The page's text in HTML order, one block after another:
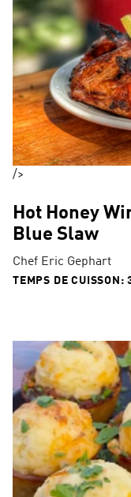
/>
Hot Honey
Blue Slaw
Chef Eric Gephart
TEMPS DE CUISSON: